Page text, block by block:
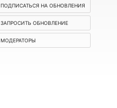
ПОДПИСАТЬСЯ НА ОБНОВЛЕНИЯ
ЗАПРОСИТЬ ОБНОВЛЕНИЕ
МОДЕРАТОРЫ